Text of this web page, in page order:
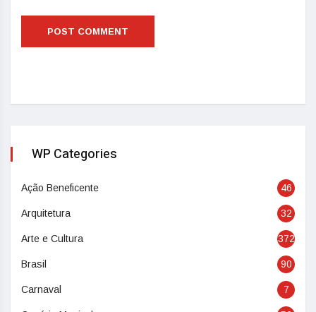
WP Categories
Ação Beneficente 46
Arquitetura 32
Arte e Cultura 372
Brasil 90
Carnaval 7